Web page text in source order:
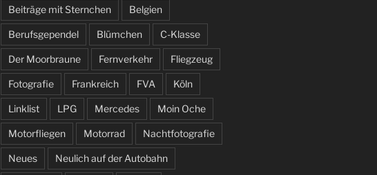
Beiträge mit Sternchen Belgien
Berufsgependel Blümchen C-Klasse
Der Moorbraune Fernverkehr Fliegzeug
Fotografie Frankreich FVA Köln
Linklist LPG Mercedes Moin Oche
Motorfliegen Motorrad Nachtfotografie
Neues Neulich auf der Autobahn